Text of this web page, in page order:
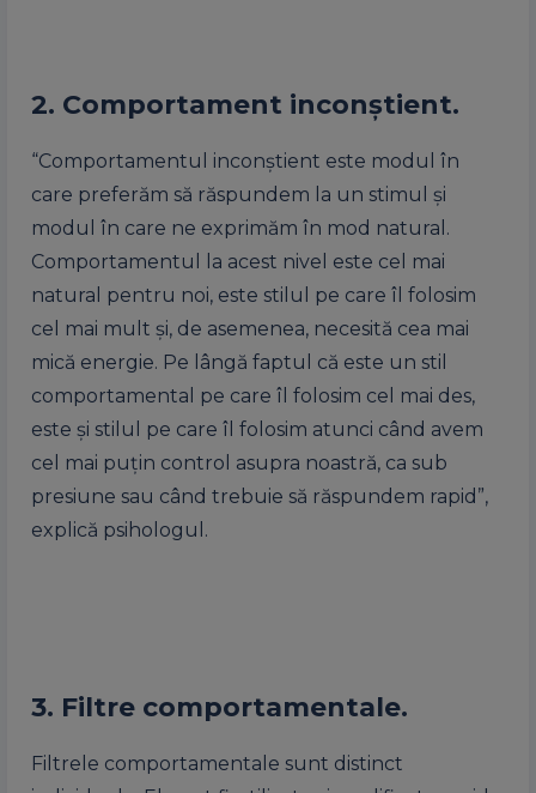
2. Comportament inconștient.
“Comportamentul inconștient este modul în
care preferăm să răspundem la un stimul și
modul în care ne exprimăm în mod natural.
Comportamentul la acest nivel este cel mai
natural pentru noi, este stilul pe care îl folosim
cel mai mult și, de asemenea, necesită cea mai
mică energie. Pe lângă faptul că este un stil
comportamental pe care îl folosim cel mai des,
este și stilul pe care îl folosim atunci când avem
cel mai puțin control asupra noastră, ca sub
presiune sau când trebuie să răspundem rapid”,
explică psihologul.
3. Filtre comportamentale.
Filtrele comportamentale sunt distinct